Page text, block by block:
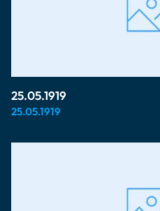
25.05.1919
25.05.1919